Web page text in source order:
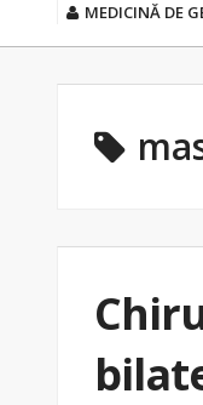
MEDICINĂ DE